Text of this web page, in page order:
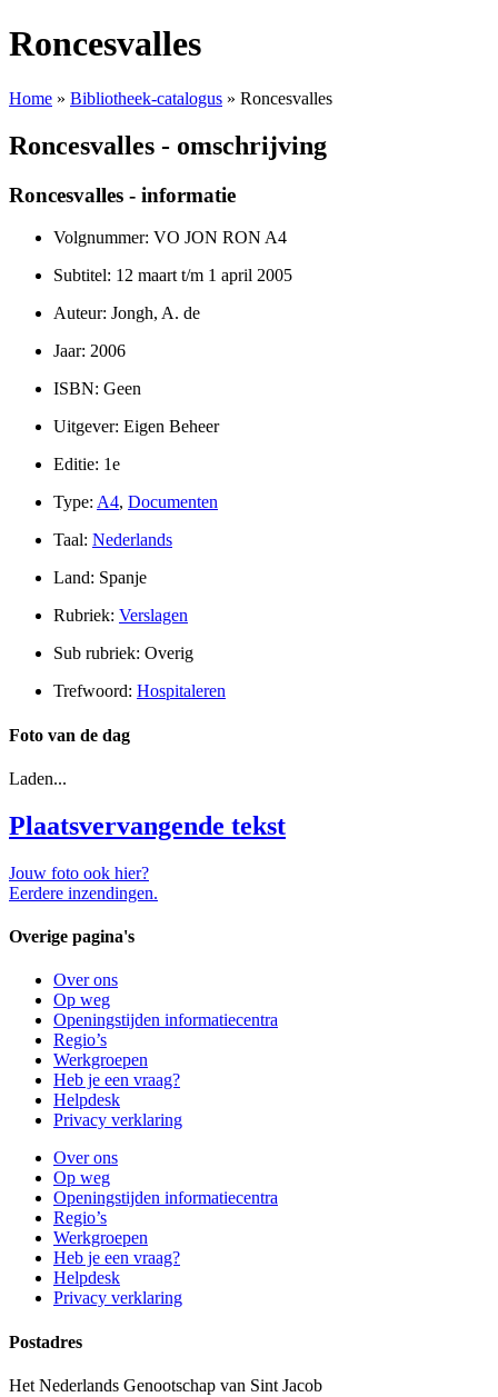
Roncesvalles
Home » Bibliotheek-catalogus » Roncesvalles
Roncesvalles - omschrijving
Roncesvalles - informatie
Volgnummer: VO JON RON A4
Subtitel: 12 maart t/m 1 april 2005
Auteur: Jongh, A. de
Jaar: 2006
ISBN: Geen
Uitgever: Eigen Beheer
Editie: 1e
Type: A4, Documenten
Taal: Nederlands
Land: Spanje
Rubriek: Verslagen
Sub rubriek: Overig
Trefwoord: Hospitaleren
Foto van de dag
Laden...
Plaatsvervangende tekst
Jouw foto ook hier?
Eerdere inzendingen.
Overige pagina's
Over ons
Op weg
Openingstijden informatiecentra
Regio’s
Werkgroepen
Heb je een vraag?
Helpdesk
Privacy verklaring
Over ons
Op weg
Openingstijden informatiecentra
Regio’s
Werkgroepen
Heb je een vraag?
Helpdesk
Privacy verklaring
Postadres
Het Nederlands Genootschap van Sint Jacob